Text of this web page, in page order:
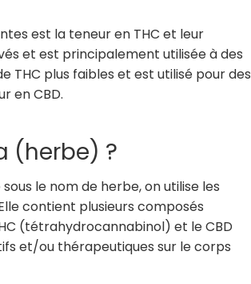
est la teneur en THC et leur
et est principalement utilisée à des
THC plus faibles et est utilisé pour des
en CBD.
(herbe) ?
le nom de herbe, on utilise les
contient plusieurs composés
(tétrahydrocannabinol) et le CBD
et/ou thérapeutiques sur le corps